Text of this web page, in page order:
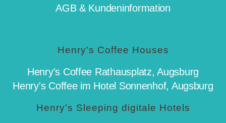
AGB & Kundeninformation
Henry's Coffee Houses
Henry's Coffee Rathausplatz, Augsburg
Henry's Coffee im Hotel Sonnenhof, Augsburg
Henry's Sleeping digitale Hotels